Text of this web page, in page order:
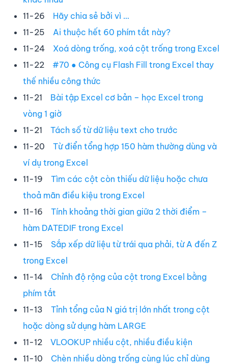
11-26 Hãy chia sẻ bởi vì …
11-25 Ai thuộc hết 60 phím tắt này?
11-24 Xoá dòng trống, xoá cột trống trong Excel
11-22 #70 ● Công cụ Flash Fill trong Excel thay
thế nhiều công thức
11-21 Bài tập Excel cơ bản – học Excel trong
vòng 1 giờ
11-21 Tách số từ dữ liệu text cho trước
11-20 Từ điển tổng hợp 150 hàm thường dùng và
ví dụ trong Excel
11-19 Tìm các cột còn thiếu dữ liệu hoặc chưa
thoả mãn điều kiệu trong Excel
11-16 Tính khoảng thời gian giữa 2 thời điểm –
hàm DATEDIF trong Excel
11-15 Sắp xếp dữ liệu từ trái qua phải, từ A đến Z
trong Excel
11-14 Chỉnh độ rộng của cột trong Excel bằng
phím tắt
11-13 Tỉnh tổng của N giá trị lớn nhất trong cột
hoặc dòng sử dụng hàm LARGE
11-12 VLOOKUP nhiều cột, nhiều điều kiện
11-10 Chèn nhiều dòng trống cùng lúc chỉ dùng